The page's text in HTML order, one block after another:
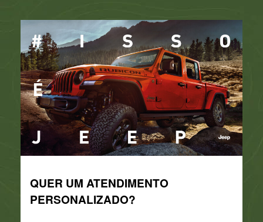
QUER UM ATENDIMENTO
PERSONALIZADO?